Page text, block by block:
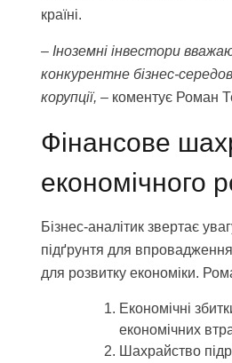
країні.
– Іноземні інвестори
конкурентне бізнес-
корупції, – коментує Роман
Фінансове
економічного
Бізнес-аналітик звертає
підґрунтя для
для розвитку економіки.
Економічні
економічних
Шахрайство